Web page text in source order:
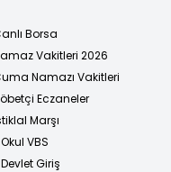
Borsa
Vakitleri 2026
Namazı Vakitleri
Eczaneler
Marşı
Okul VBS
Devlet Giriş